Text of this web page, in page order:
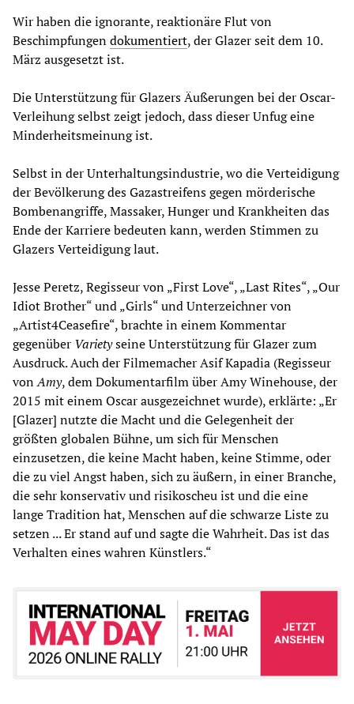
Wir haben die ignorante, reaktionäre Flut von
Beschimpfungendokumentiert, der Glazer seit dem 10.
März ausgesetzt ist.
Die Unterstützung für Glazers Äußerungen bei der Oscar-
Verleihung selbst zeigt jedoch, dass dieser Unfug eine
Minderheitsmeinung ist.
Selbst in der Unterhaltungsindustrie, wo die Verteidigung
der Bevölkerung des Gazastreifens gegen mörderische
Bombenangriffe, Massaker, Hunger und Krankheiten das
Ende der Karriere bedeuten kann, werden Stimmen zu
Glazers Verteidigung laut.
Jesse Peretz, Regisseur von „First Love“, „Last Rites“, „Our
Idiot Brother“ und „Girls“ und Unterzeichner von
„Artist4Ceasefire“, brachte in einem Kommentar
gegenüber Varietyseine Unterstützung für Glazer zum
Ausdruck. Auch der Filmemacher Asif Kapadia (Regisseur
vonAmy, dem Dokumentarfilm über Amy Winehouse, der
2015 mit einem Oscar ausgezeichnet wurde), erklärte: „Er
[Glazer] nutzte die Macht und die Gelegenheit der
größten globalen Bühne, um sich für Menschen
einzusetzen, die keine Macht haben, keine Stimme, oder
die zu viel Angst haben, sich zu äußern, in einer Branche,
die sehr konservativ und risikoscheu ist und die eine
lange Tradition hat, Menschen auf die schwarze Liste zu
setzen ... Er stand auf und sagte die Wahrheit. Das ist das
Verhalten eines wahren Künstlers.“